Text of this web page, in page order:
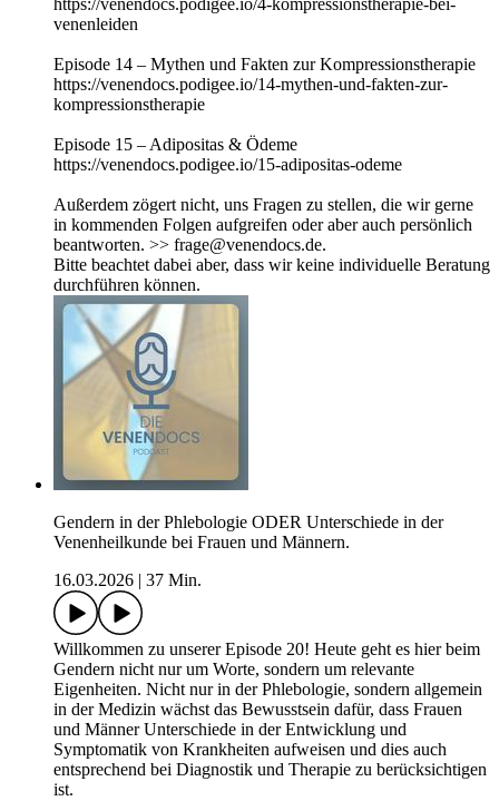
https://venendocs.podigee.io/4-kompressionstherapie-bei-
venenleiden
Episode 14 – Mythen und Fakten zur Kompressionstherapie
https://venendocs.podigee.io/14-mythen-und-fakten-zur-
kompressionstherapie
Episode 15 – Adipositas & Ödeme
https://venendocs.podigee.io/15-adipositas-odeme
Außerdem zögert nicht, uns Fragen zu stellen, die wir gerne
in kommenden Folgen aufgreifen oder aber auch persönlich
beantworten. >> frage@venendocs.de.
Bitte beachtet dabei aber, dass wir keine individuelle Beratung
durchführen können.
Gendern in der Phlebologie ODER Unterschiede in der
Venenheilkunde bei Frauen und Männern.
16.03.2026
37 Min.
Willkommen zu unserer Episode 20! Heute geht es hier beim
Gendern nicht nur um Worte, sondern um relevante
Eigenheiten. Nicht nur in der Phlebologie, sondern allgemein
in der Medizin wächst das Bewusstsein dafür, dass Frauen
und Männer Unterschiede in der Entwicklung und
Symptomatik von Krankheiten aufweisen und dies auch
entsprechend bei Diagnostik und Therapie zu berücksichtigen
ist.